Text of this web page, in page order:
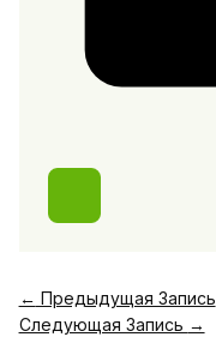
← Предыдущая Запись
Следующая Запись →